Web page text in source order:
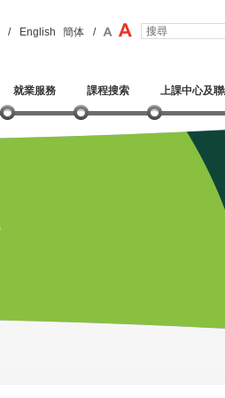
/ English 簡体 /
就業服務 課程搜索 上課中心及